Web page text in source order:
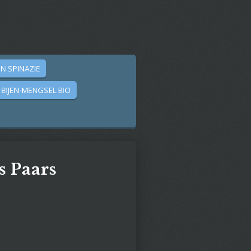
SPINAZIE
BIJEN-MENGSEL BIO
Paars